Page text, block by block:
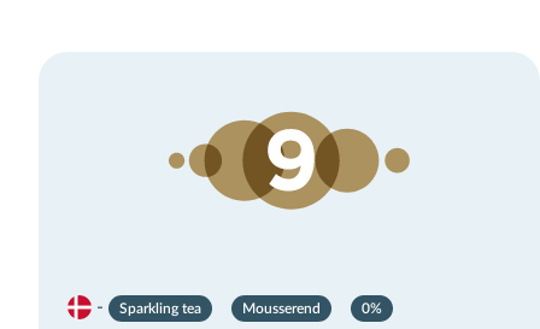
- Sparkling tea Mousserend 0%